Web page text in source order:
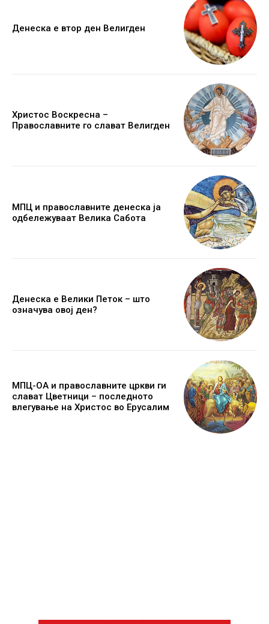
Денеска е втор ден Велигден
Христос Воскресна –
Православните го слават Велигден
МПЦ и православните денеска ја
одбележуваат Велика Сабота
Денеска е Велики Петок – што
означува овој ден?
МПЦ-ОА и православните цркви ги
слават Цветници – последното
влегување на Христос во Ерусалим